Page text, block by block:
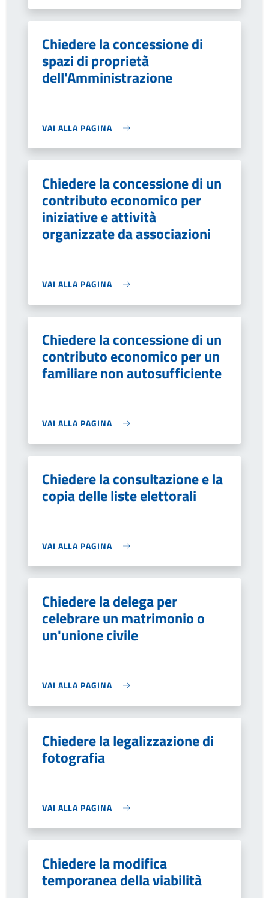
Chiedere la concessione di
spazi di proprietà
dell'Amministrazione
VAI ALLA PAGINA
Chiedere la concessione di un
contributo economico per
iniziative e attività
organizzate da associazioni
VAI ALLA PAGINA
Chiedere la concessione di un
contributo economico per un
familiare non autosufficiente
VAI ALLA PAGINA
Chiedere la consultazione e la
copia delle liste elettorali
VAI ALLA PAGINA
Chiedere la delega per
celebrare un matrimonio o
un'unione civile
VAI ALLA PAGINA
Chiedere la legalizzazione di
fotografia
VAI ALLA PAGINA
Chiedere la modifica
temporanea della viabilità